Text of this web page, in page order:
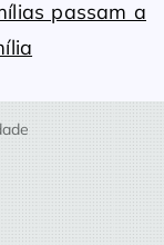
passam a